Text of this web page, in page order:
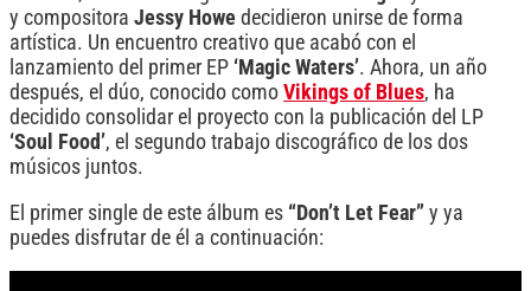
y compositora Jessy Howe decidieron unirse de forma
artística. Un encuentro creativo que acabó con el
lanzamiento del primer EP ‘Magic Waters’. Ahora, un año
después, el dúo, conocido como Vikings of Blues, ha
decidido consolidar el proyecto con la publicación del LP
‘Soul Food’, el segundo trabajo discográfico de los dos
músicos juntos.
El primer single de este álbum es “Don’t Let Fear” y ya
puedes disfrutar de él a continuación: